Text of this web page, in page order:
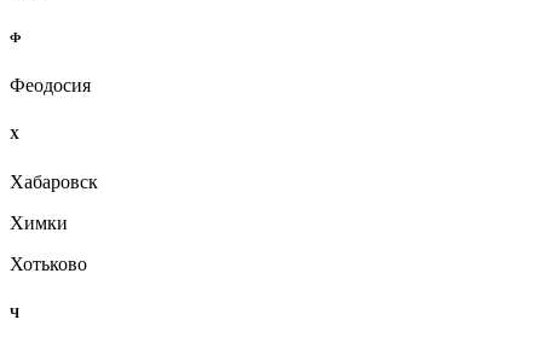
Ф
Феодосия
Х
Хабаровск
Химки
Хотьково
Ч